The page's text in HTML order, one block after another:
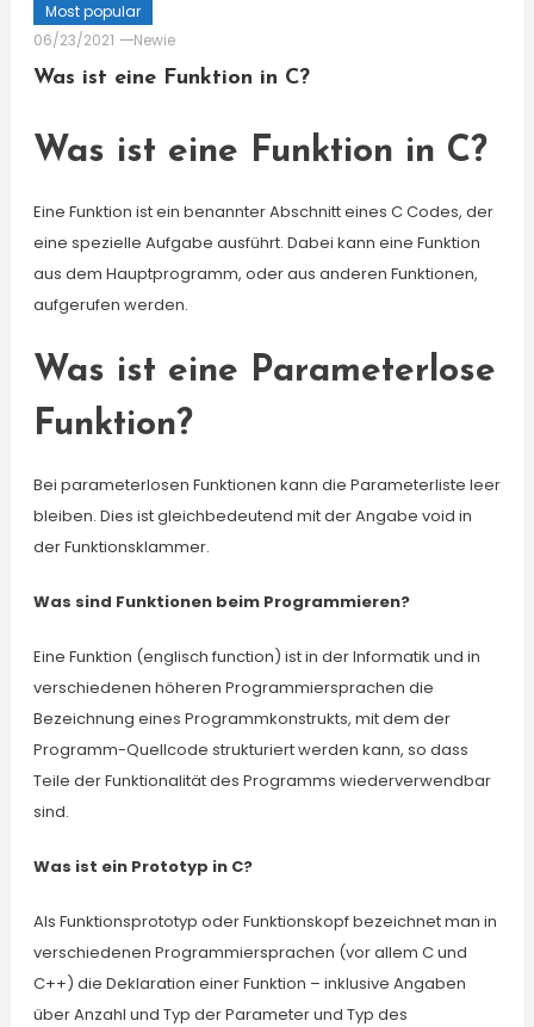
Most popular
06/23/2021
Newie
Was ist eine Funktion in C?
Was ist eine Funktion in C?
Eine Funktion ist ein benannter Abschnitt eines C Codes, der
eine spezielle Aufgabe ausführt. Dabei kann eine Funktion
aus dem Hauptprogramm, oder aus anderen Funktionen,
aufgerufen werden.
Was ist eine Parameterlose
Funktion?
Bei parameterlosen Funktionen kann die Parameterliste leer
bleiben. Dies ist gleichbedeutend mit der Angabe void in
der Funktionsklammer.
Was sind Funktionen beim Programmieren?
Eine Funktion (englisch function) ist in der Informatik und in
verschiedenen höheren Programmiersprachen die
Bezeichnung eines Programmkonstrukts, mit dem der
Programm-Quellcode strukturiert werden kann, so dass
Teile der Funktionalität des Programms wiederverwendbar
sind.
Was ist ein Prototyp in C?
Als Funktionsprototyp oder Funktionskopf bezeichnet man in
verschiedenen Programmiersprachen (vor allem C und
C++) die Deklaration einer Funktion – inklusive Angaben
über Anzahl und Typ der Parameter und Typ des